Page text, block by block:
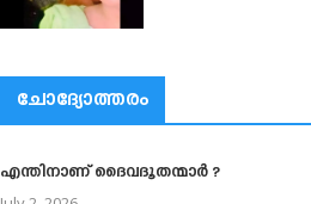
ചോദ്യോത്തരം
എന്തിനാണ് ദൈവദൂതന്മാര്‍ ?